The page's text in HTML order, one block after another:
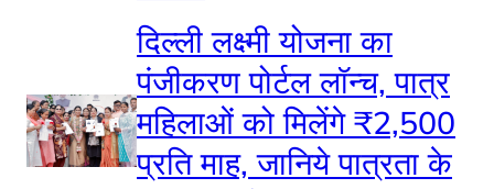
दिल्ली लक्ष्मी योजना का
पंजीकरण पोर्टल लॉन्च, पात्र
महिलाओं को मिलेंगे ₹2,500
प्रति माह, जानिये पात्रता के